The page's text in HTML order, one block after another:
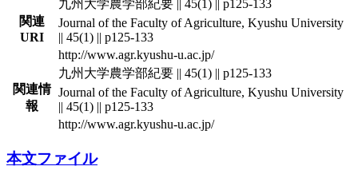
関連
URI
九州大学農学部紀要 || 45(1) || p125-133
Journal of the Faculty of Agriculture, Kyushu University
|| 45(1) || p125-133
http://www.agr.kyushu-u.ac.jp/
関連情
報
九州大学農学部紀要 || 45(1) || p125-133
Journal of the Faculty of Agriculture, Kyushu University
|| 45(1) || p125-133
http://www.agr.kyushu-u.ac.jp/
本文ファイル